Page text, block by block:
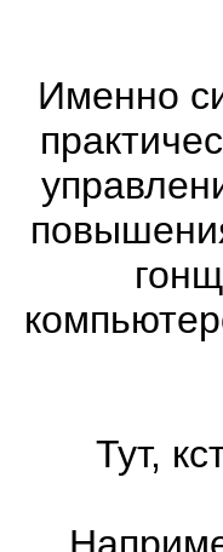
Именно
Тут,